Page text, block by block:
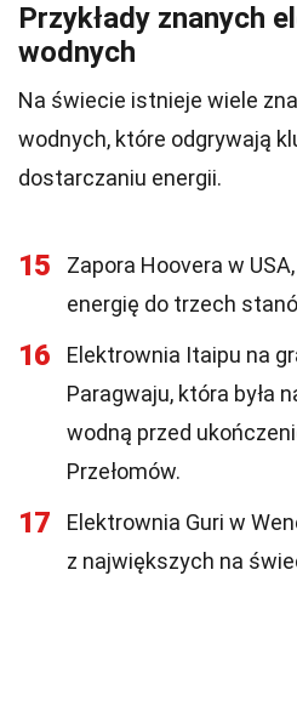
Przykłady znanych
wodnych
Na świecie istnieje wiele
wodnych, które odgrywają
dostarczaniu energii.
15
Zapora Hoovera w
energię do trzech
16
Elektrownia Itaipu na
Paragwaju, która była
wodną przed
Przełomów.
17
Elektrownia Guri w
z największych na